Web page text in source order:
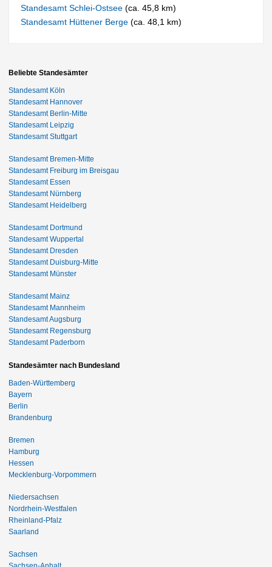
Standesamt Schlei-Ostsee(ca. 45,8 km)
Standesamt Hüttener Berge(ca. 48,1 km)
Beliebte Standesämter
Standesamt Köln
Standesamt Hannover
Standesamt Berlin-Mitte
Standesamt Leipzig
Standesamt Stuttgart
Standesamt Bremen-Mitte
Standesamt Freiburg im Breisgau
Standesamt Essen
Standesamt Nürnberg
Standesamt Heidelberg
Standesamt Dortmund
Standesamt Wuppertal
Standesamt Dresden
Standesamt Duisburg-Mitte
Standesamt Münster
Standesamt Mainz
Standesamt Mannheim
Standesamt Augsburg
Standesamt Regensburg
Standesamt Paderborn
Standesämter nach Bundesland
Baden-Württemberg
Bayern
Berlin
Brandenburg
Bremen
Hamburg
Hessen
Mecklenburg-Vorpommern
Niedersachsen
Nordrhein-Westfalen
Rheinland-Pfalz
Saarland
Sachsen